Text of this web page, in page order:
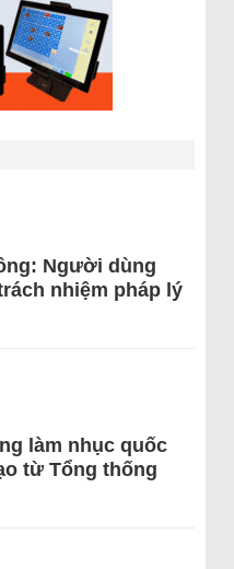
Người dùng
nhiệm pháp lý
làm nhục quốc
từ Tổng thống